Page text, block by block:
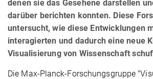
denen sie das Gesehene darstellen
darüber berichten konnten. Diese
untersucht, wie diese Entwicklungen
interagierten und dadurch eine neue
Visualisierung von Wissenschaft
Die Max-Planck-Forschungsgruppe